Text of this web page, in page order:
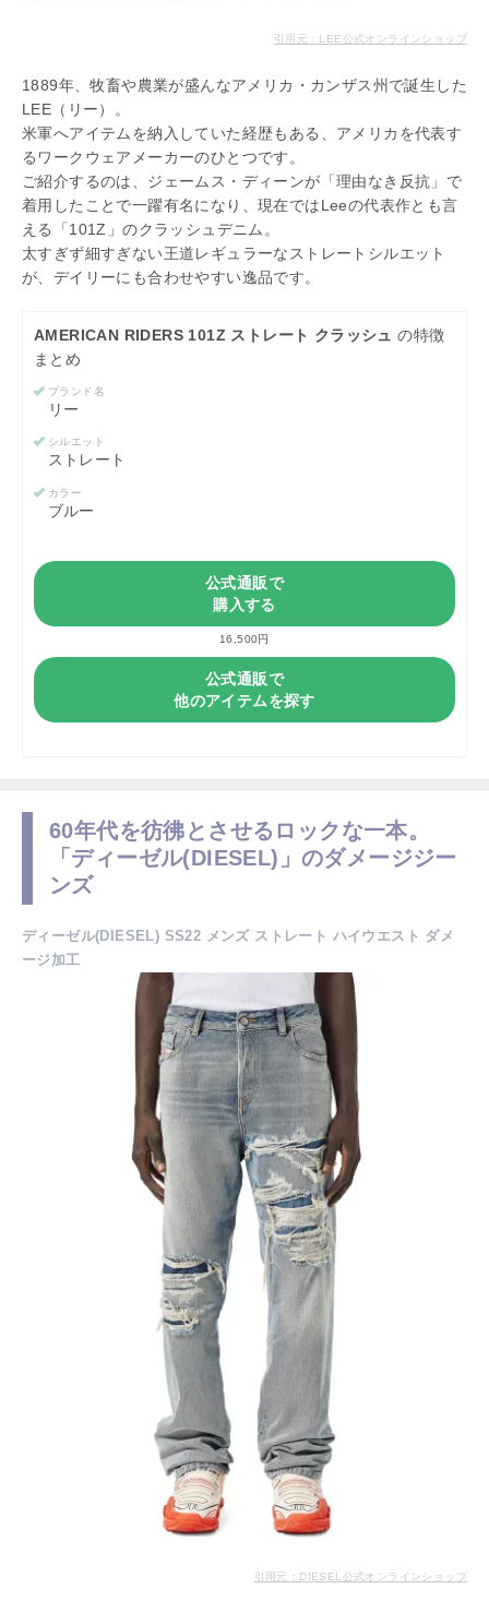
引用元：LEE公式オンラインショップ
1889年、牧畜や農業が盛んなアメリカ・カンザス州で誕生した
LEE（リー）。
米軍へアイテムを納入していた経歴もある、アメリカを代表す
るワークウェアメーカーのひとつです。
ご紹介するのは、ジェームス・ディーンが「理由なき反抗」で
着用したことで一躍有名になり、現在ではLeeの代表作とも言
える「101Z」のクラッシュデニム。
太すぎず細すぎない王道レギュラーなストレートシルエット
が、デイリーにも合わせやすい逸品です。
AMERICAN RIDERS 101Z ストレート クラッシュの特徴
まとめ
ブランド名
リー
シルエット
ストレート
カラー
ブルー
公式通販で
購入する
16,500円
公式通販で
他のアイテムを探す
60年代を彷彿とさせるロックな一本。
「ディーゼル(DIESEL)」のダメージジー
ンズ
ディーゼル(DIESEL) SS22 メンズ ストレート ハイウエスト ダメ
ージ加工
引用元：DIESEL公式オンラインショップ